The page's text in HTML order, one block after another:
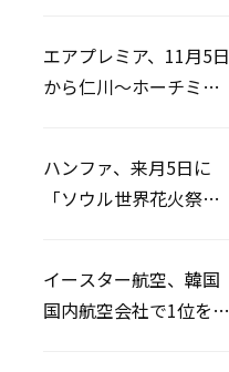
エアプレミア、11月5日
から仁川〜ホーチミン
ハンファ、来月5日に
「ソウル世界花火祭り
イースター航空、韓国
国内航空会社で1位を記